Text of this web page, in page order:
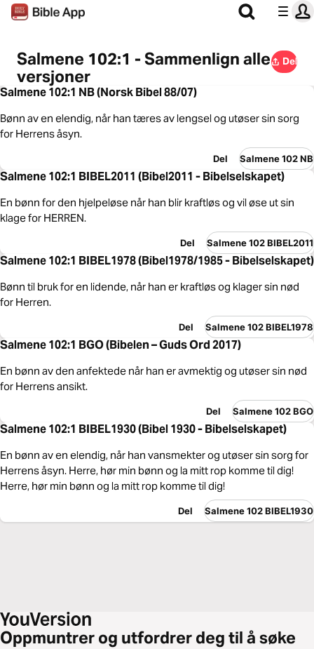
Salmene 102:1 - Sammenlign alle
versjoner
Del
Salmene 102:1 NB (Norsk Bibel 88/07)
Bønn av en elendig, når han tæres av lengsel og utøser sin sorg
for Herrens åsyn.
Del Salmene 102 NB
Salmene 102:1 BIBEL2011 (Bibel2011 - Bibelselskapet)
En bønn for den hjelpeløse når han blir kraftløs og vil øse ut sin
klage for HERREN.
Del Salmene 102 BIBEL2011
Salmene 102:1 BIBEL1978 (Bibel1978/1985 - Bibelselskapet)
Bønn til bruk for en lidende, når han er kraftløs og klager sin nød
for Herren.
Del Salmene 102 BIBEL1978
Salmene 102:1 BGO (Bibelen – Guds Ord 2017)
En bønn av den anfektede når han er avmektig og utøser sin nød
for Herrens ansikt.
Del Salmene 102 BGO
Salmene 102:1 BIBEL1930 (Bibel 1930 - Bibelselskapet)
En bønn av en elendig, når han vansmekter og utøser sin sorg for
Herrens åsyn. Herre, hør min bønn og la mitt rop komme til dig!
Herre, hør min bønn og la mitt rop komme til dig!
Del Salmene 102 BIBEL1930
Oppmuntrer og utfordrer deg til å søke